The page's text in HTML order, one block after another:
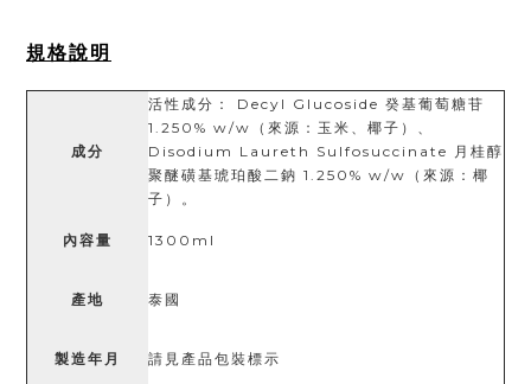
規格說明
成分
活性成分： Decyl Glucoside 癸基葡萄糖苷
1.250% w/w（來源：玉米、椰子）、
Disodium Laureth Sulfosuccinate 月桂醇
聚醚磺基琥珀酸二鈉 1.250% w/w（來源：椰
子）。
內容量 1300ml
產地 泰國
製造年月 請見產品包裝標示